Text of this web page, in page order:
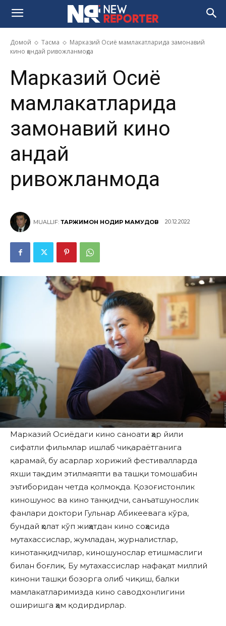
Домой Тасма
Марказий Осиё мамлакатларида замонавий
кино қандай ривожланмоқда
Марказий Осиё
мамлакатларида
замонавий кино
қандай
ривожланмоқда
MUALLIF: ТАРЖИМОН НОДИР МАҲМУДОВ 20.12.2022
Марказий Осиёдаги кино саноати ҳар йили
сифатли фильмлар ишлаб чиқараётганига
қарамай, бу асарлар хорижий фестивалларда
яхши тақдим этилмаяпти ва ташқи томошабин
эътиборидан четда қолмоқда. Қозоғистонлик
киношунос ва кино танқидчи, санъатшунослик
фанлари доктори Гульнар Абикеевага кўра,
бундай ҳолат кўп жиҳатдан кино соҳасида
мутахассислар, жумладан, журналистлар,
кинотанқидчилар, киношунослар етишмаслиги
билан боғлиқ. Бу мутахассислар нафақат миллий
кинони ташқи бозорга олиб чиқиш, балки
мамлакатларимизда кино саводхонлигини
оширишга ҳам қодирдирлар.